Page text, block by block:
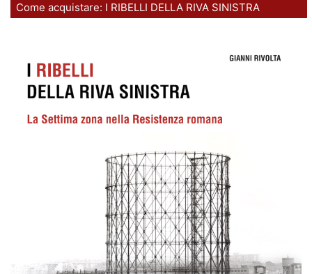
Come acquistare: I RIBELLI DELLA RIVA SINISTRA